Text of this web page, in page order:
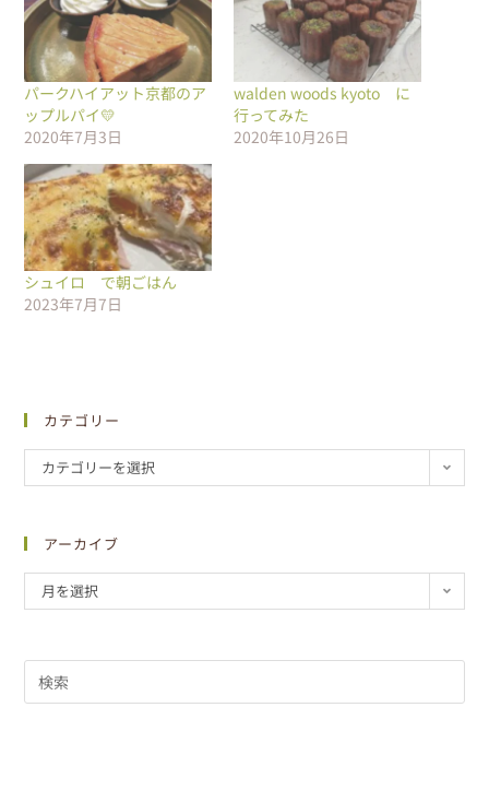
パークハイアット京都のア
ップルパイ💛
2020年7月3日
walden woods kyoto に
行ってみた
2020年10月26日
シュイロ で朝ごはん
2023年7月7日
カテゴリー
カテゴリーを選択
アーカイブ
月を選択